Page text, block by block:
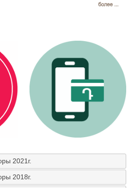
более ...
2021г.
2018г.